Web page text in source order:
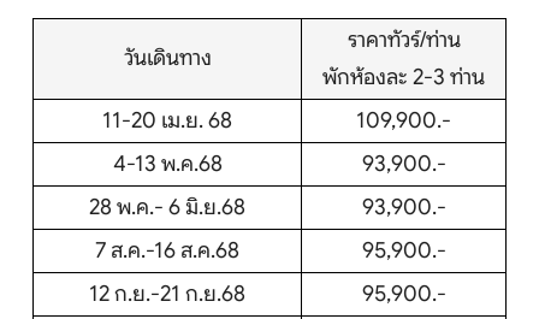
วันเดินทาง
ราคาทัวร์/ท่าน
พักห้องละ 2-3 ท่าน
11-20 เม.ย. 68
109,900.-
4-13 พ.ค.68
93,900.-
28 พ.ค.- 6 มิ.ย.68
93,900.-
7 ส.ค.-16 ส.ค.68
95,900.-
12 ก.ย.-21 ก.ย.68
95,900.-